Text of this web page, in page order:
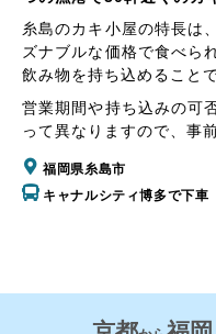
糸島のカキ小屋の特長は
ズナブルな価格で食べら
飲み物を持ち込めることで
営業期間や持ち込みの可
って異なりますので、事
福岡県糸島市
キャナルシティ博多で下車